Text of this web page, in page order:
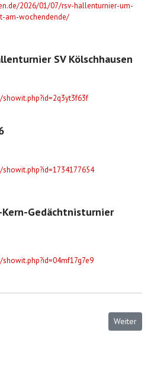
2026/01/07/rsv-hallenturnier-um-
am-wochendende/
SV Kölschhausen
Gedächtnisturnier
2026 Nächster
Weiter